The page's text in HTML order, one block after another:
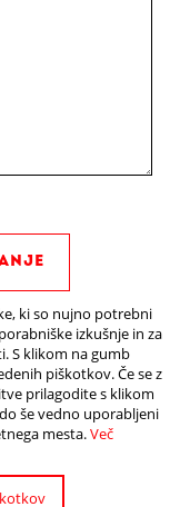
ki so nujno potrebni
izkušnje in za
S klikom na gumb
piškotkov. Če se z
prilagodite s klikom
še vedno uporabljeni
mesta.Več